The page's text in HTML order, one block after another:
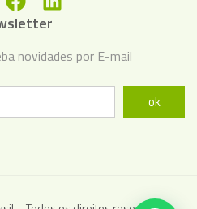
novidades por E-mail
ok